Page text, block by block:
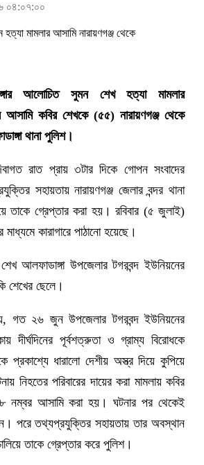
০৪:০৭:০০
আলোচিত সুমন শেখ হত্যা মামলার
কবির শেখকে (৫৫) নারায়ণগঞ্জ থেকে
থানা পুলিশ।
রাত প্রায় ৩টার দিকে গোপন সংবাদের
সহায়তায় নারায়ণগঞ্জ জেলার বন্দর থানা
তাকে গ্রেপ্তার করা হয়। রবিবার (৫ জুলাই)
কারাগারে পাঠানো হয়েছে।
আলফাডাঙ্গা উপজেলার টগরবন্দ ইউনিয়নের
শেখের ছেলে।
গত ২৬ জুন উপজেলার টগরবন্দ ইউনিয়নের
দীর্ঘদিনের পূর্বশত্রুতা ও গ্রাম্য বিরোধকে
প্রকাশ্যে ধারালো দেশীয় অস্ত্র দিয়ে কুপিয়ে
নিহতের পরিবারের দায়ের করা মামলায় কবির
নম্বর আসামি করা হয়। ঘটনার পর থেকেই
পরে তথ্যপ্রযুক্তির সহায়তায় তার অবস্থান
তাকে গ্রেপ্তার করে পুলিশ।